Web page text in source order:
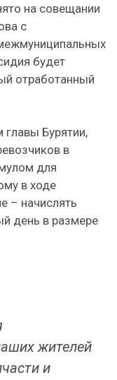
на совещании
с
будет
отработанный
Бурятии,
в
для
в ходе
– начислять
день в размере
жителей
и